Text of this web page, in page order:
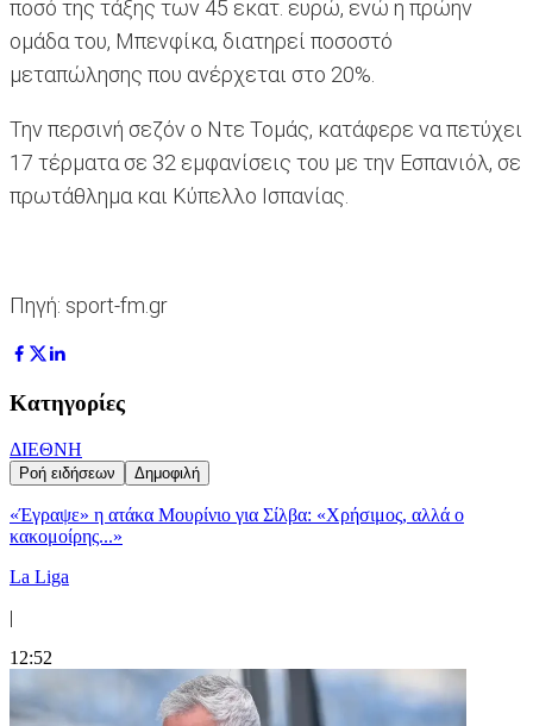
ποσό της τάξης των 45 εκατ. ευρώ, ενώ η πρώην
ομάδα του, Μπενφίκα, διατηρεί ποσοστό
μεταπώλησης που ανέρχεται στο 20%.
Την περσινή σεζόν ο Ντε Τομάς, κατάφερε να πετύχει
17 τέρματα σε 32 εμφανίσεις του με την Εσπανιόλ, σε
πρωτάθλημα και Κύπελλο Ισπανίας.
Πηγή: sport-fm.gr
Κατηγορίες
ΔΙΕΘΝΗ
Ροή ειδήσεων Δημοφιλή
«Έγραψε» η ατάκα Μουρίνιο για Σίλβα: «Χρήσιμος, αλλά ο
κακομοίρης...»
La Liga
|
12:52